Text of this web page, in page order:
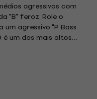
agressivos com
"B" feroz. Role o
agressivo "P Bass
é um dos mais altos
um SPL
inclinadas e as rodas